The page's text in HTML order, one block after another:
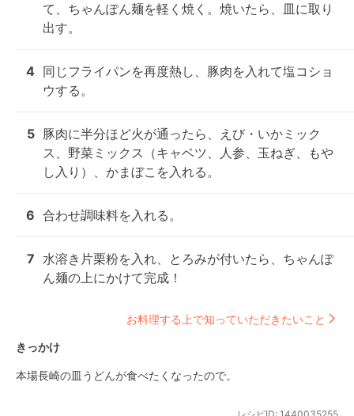
て、ちゃんぽん麺を軽く焼く。焼いたら、皿に取り
出す。
4 同じフライパンを再度熱し、豚肉を入れて塩コショ
ウする。
5 豚肉に半分ほど火が通ったら、えび・いかミック
ス、野菜ミックス（キャベツ、人参、玉ねぎ、もや
し入り）、かまぼこを入れる。
6 合わせ調味料を入れる。
7 水溶き片栗粉を入れ、とろみが付いたら、ちゃんぽ
ん麺の上にかけて完成！
お料理する上で知っていただきたいこと
きっかけ
本場長崎の皿うどんが食べたくなったので。